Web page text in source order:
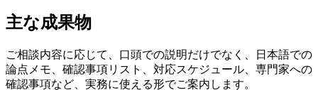
主な成果物
ご相談内容に応じて、口頭での説明だけでなく、日本語での
論点メモ、確認事項リスト、対応スケジュール、専門家への
確認事項など、実務に使える形でご案内します。